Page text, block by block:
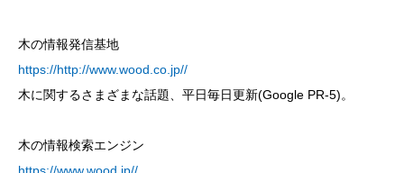
木の情報発信基地
https://http://www.wood.co.jp//
木に関するさまざまな話題、平日毎日更新(Google PR-5)。
木の情報検索エンジン